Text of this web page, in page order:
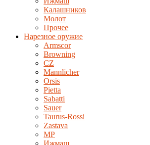
Калашников
Молот
Прочее
Нарезное оружие
Armscor
Browning
CZ
Mannlicher
Orsis
Pietta
Sabatti
Sauer
Taurus-Rossi
Zastava
MP
Ижмаш